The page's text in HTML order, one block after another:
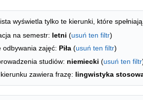
- indeks
wyświetla tylko te kierunki, które
na semestr: letni (usuń ten filtr)
odbywania zajęć: Piła (usuń ten filtr)
studiów: niemiecki (usuń ten filtr
zawiera frazę: lingwistyka